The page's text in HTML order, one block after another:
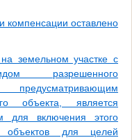
компенсации оставлено
земельном участке с
разрешенного
объекта, является
для включения этого
для целей